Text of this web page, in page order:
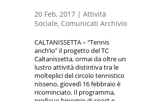
20 Feb, 2017| Attività
Sociale, Comunicati Archivio
CALTANISSETTA – “Tennis
anch’io” il progetto del TC
Caltanissetta, ormai da oltre un
lustro attività distintiva tra le
molteplici del circolo tennistico
nisseno, giovedì 16 febbraio è
ricominciato. Il programma,